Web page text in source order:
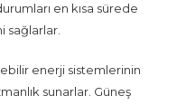
en kısa sürede
sağlarlar.
enerji sistemlerinin
sunarlar. Güneş